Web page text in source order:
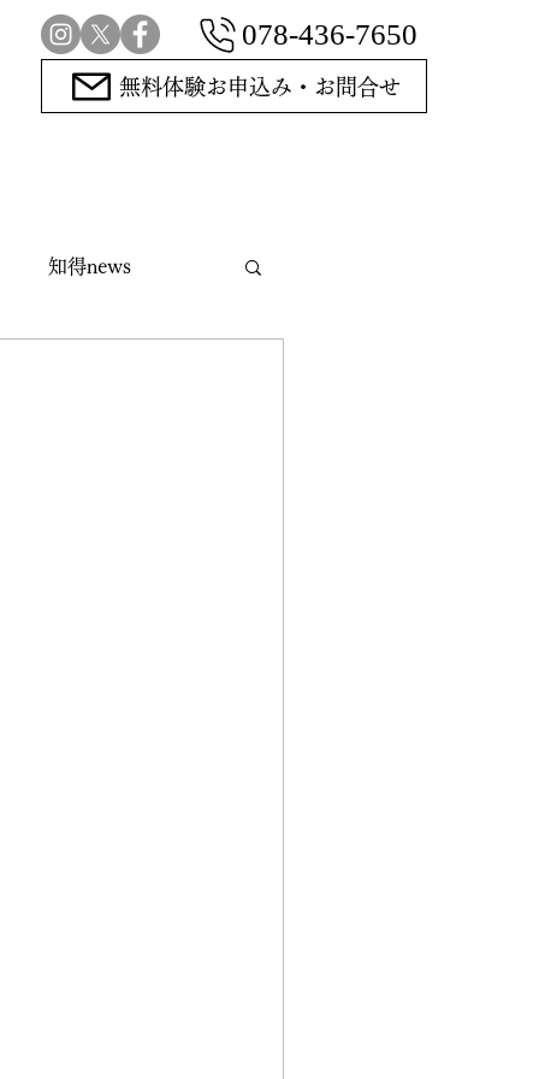
078-436-7650
無料体験お申込み・お問合せ
知得news